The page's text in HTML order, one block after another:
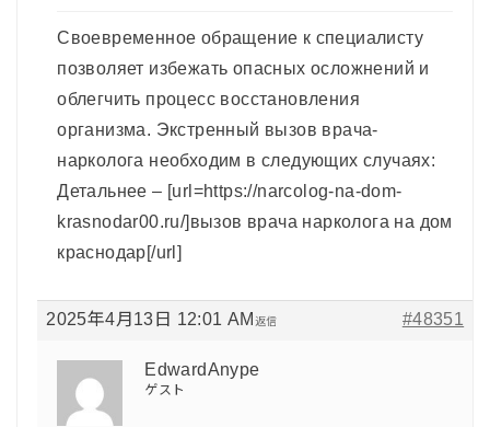
Своевременное обращение к специалисту
позволяет избежать опасных осложнений и
облегчить процесс восстановления
организма. Экстренный вызов врача-
нарколога необходим в следующих случаях:
Детальнее – [url=https://narcolog-na-dom-
krasnodar00.ru/]вызов врача нарколога на дом
краснодар[/url]
2025年4月13日 12:01 AM #48351
返信
EdwardAnype
ゲスト